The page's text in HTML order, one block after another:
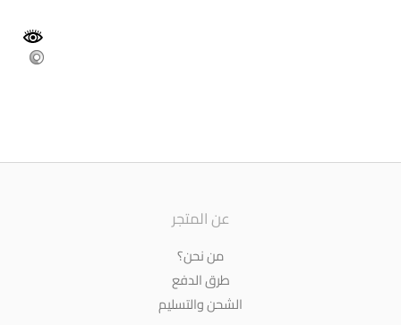
عن المتجر
من نحن؟
طرق الدفع
الشحن والتسليم